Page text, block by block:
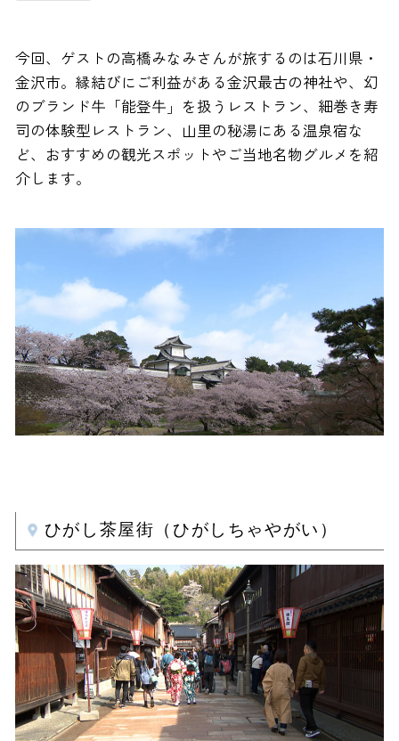
今回、ゲストの高橋みなみさんが旅するのは石川県・
金沢市。縁結びにご利益がある金沢最古の神社や、幻
のブランド牛「能登牛」を扱うレストラン、細巻き寿
司の体験型レストラン、山里の秘湯にある温泉宿な
ど、おすすめの観光スポットやご当地名物グルメを紹
介します。
ひがし茶屋街（ひがしちゃやがい）